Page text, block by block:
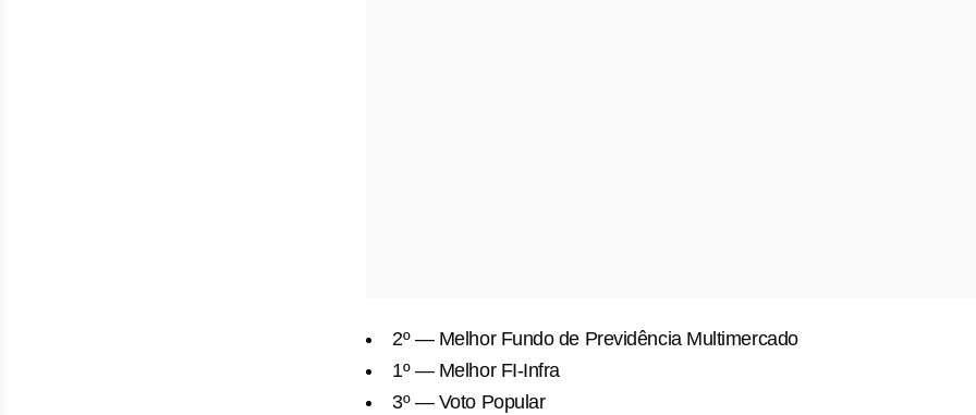
2º — Melhor Fundo de Previdência Multimercado
1º — Melhor FI-Infra
3º — Voto Popular